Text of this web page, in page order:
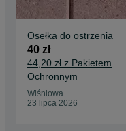
Osełka do ostrzenia
40 zł
44,20 zł z Pakietem
Ochronnym
Wiśniowa
23 lipca 2026